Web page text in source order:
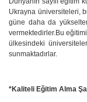
Ukrayna üniversiteleri,
güne daha da
vermektedirler.Bu
ülkesindeki
sunmaktadırlar.
*Kaliteli Eğitim Alma